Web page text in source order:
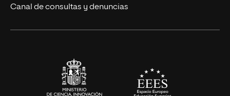
Eventos
Canal de consultas y denuncias